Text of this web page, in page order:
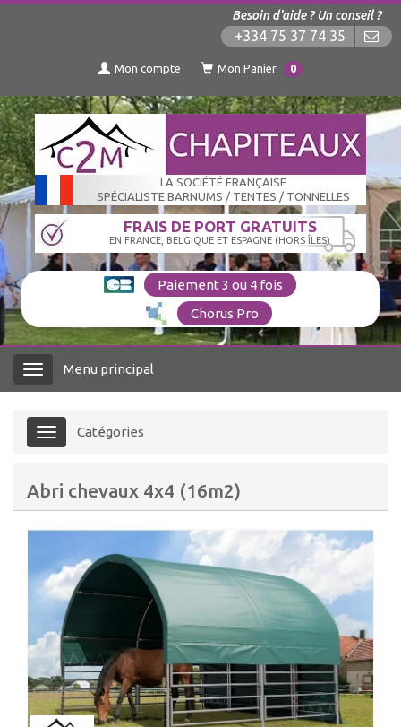
Besoin d'aide ? Un conseil ?
+334 75 37 74 35
Mon compte Mon Panier 0
LA SOCIÉTÉ FRANÇAISE
SPÉCIALISTE BARNUMS / TENTES / TONNELLES
FRAIS DE PORT GRATUITS
EN FRANCE, BELGIQUE ET ESPAGNE (HORS ÎLES)
Paiement 3 ou 4 fois
Chorus Pro
Menu Menu principal
Menu Catégories
Abri chevaux 4x4 (16m2)